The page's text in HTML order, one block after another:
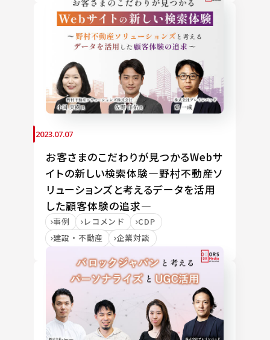
2023.07.07
お客さまのこだわりが見つかるWebサ
イトの新しい検索体験―野村不動産ソ
リューションズと考えるデータを活用
した顧客体験の追求―
事例 レコメンド
CDP
建設・不動産
企業対談